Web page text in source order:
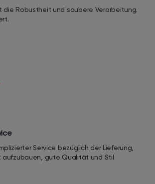
die Robustheit und saubere Verarbeitung.
Service bezüglich der Lieferung,
aufzubauen, gute Qualität und Stil